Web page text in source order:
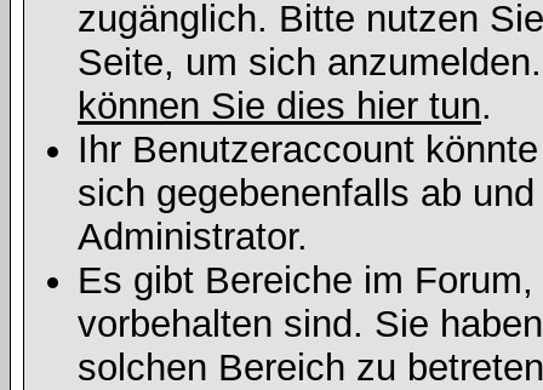
zugänglich. Bitte nutzen
Seite, um sich
können Sie dies hier tun.
Ihr Benutzeraccount
sich gegebenenfalls ab
Administrator.
Es gibt Bereiche im
vorbehalten sind. Sie
solchen Bereich zu